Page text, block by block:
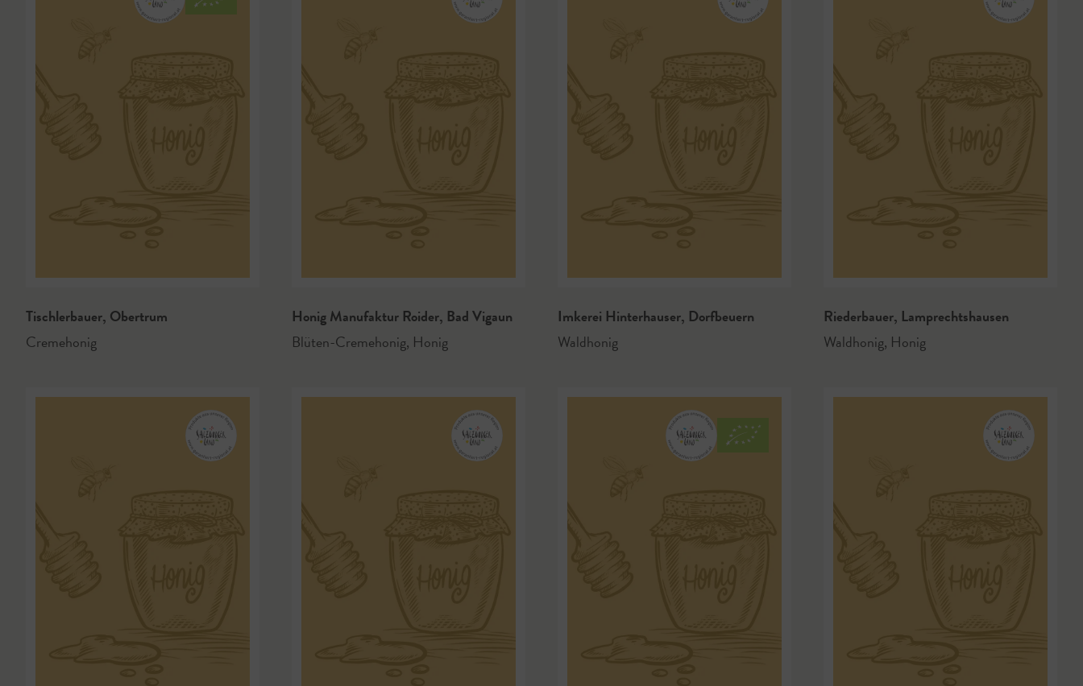
Tischlerbauer, Obertrum
Cremehonig
Honig Manufaktur Roider, Bad Vigaun
Blüten-Cremehonig, Honig
Imkerei Hinterhauser, Dorfbeuern
Waldhonig
Riederbauer, Lamprechtshausen
Waldhonig, Honig